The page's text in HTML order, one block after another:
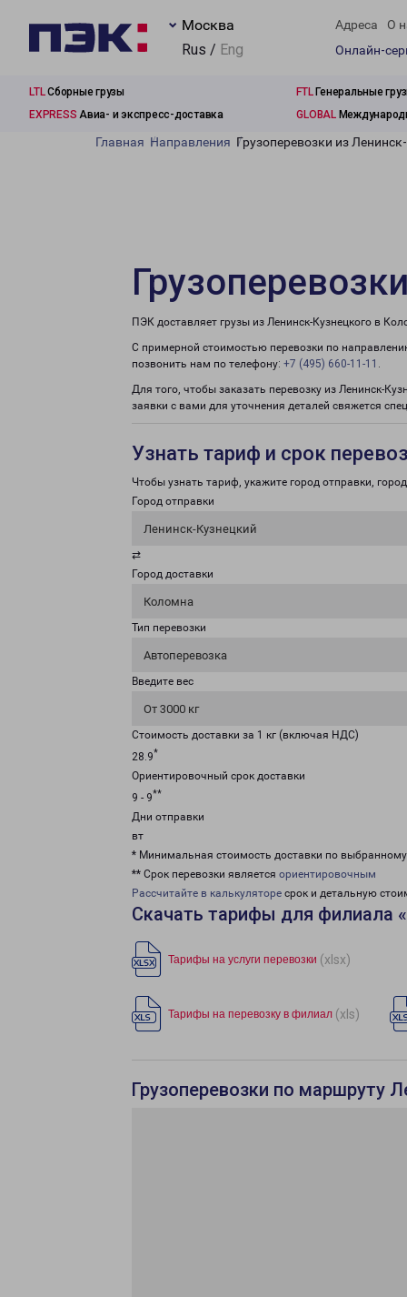
Москва
Rus / Eng
Адреса О
Онлайн-
LTLСборные грузы FTLГенеральные
EXPRESS Авиа- и экспресс-доставка GLOBAL
Главная Направления Грузоперевозки из
ПЭК доставляет грузы из Ленинск-Кузнецкого в
С примерной стоимостью перевозки по
позвонить нам по телефону: +7 (495) 660-11-11 .
Для того, чтобы заказать перевозку из Ленинск-
заявки с вами для уточнения деталей свяжется
Узнать тариф и срок
Чтобы узнать тариф, укажите город отправки,
Город отправки
Ленинск-Кузнецкий
⇄
Город доставки
Коломна
Тип перевозки
Автоперевозка
Введите вес
От 3000 кг
Стоимость доставки за 1 кг (включая НДС)
28.9*
Ориентировочный срок доставки
9 - 9**
Дни отправки
вт
* Минимальная стоимость доставки по
** Срок перевозки является ориентировочным
Рассчитайте в калькуляторе срок и детальную
Скачать тарифы для филиала
Тарифы на услуги перевозки (xlsx)
Тарифы на перевозку в филиал (xls)
Грузоперевозки по маршруту